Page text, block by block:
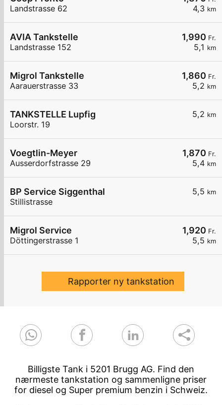
4,3 km
Landstrasse 62
1,990 Fr.
5,1 km
AVIA Tankstelle
Landstrasse 152
1,860 Fr.
5,2 km
Migrol Tankstelle
Aarauerstrasse 33
5,2 km
TANKSTELLE Lupfig
Loorstr. 19
1,870 Fr.
5,4 km
Voegtlin-Meyer
Ausserdorfstrasse 29
5,5 km
BP Service Siggenthal
Stillistrasse
1,920 Fr.
5,5 km
Migrol Service
Döttingerstrasse 1
Rapporter ny tankstation
Billigste Tank i 5201 Brugg AG. Find den
nærmeste tankstation og sammenligne priser
for diesel og Super premium benzin i Schweiz.